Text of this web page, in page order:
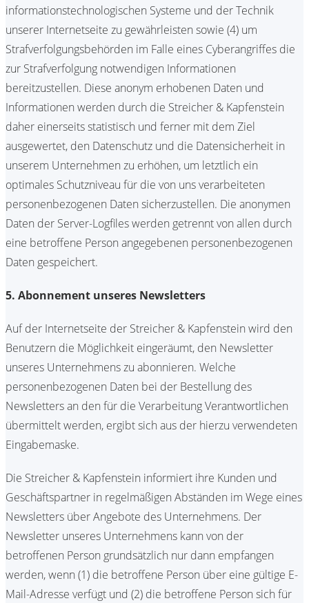
informationstechnologischen Systeme und der Technik
unserer Internetseite zu gewährleisten sowie (4) um
Strafverfolgungsbehörden im Falle eines Cyberangriffes die
zur Strafverfolgung notwendigen Informationen
bereitzustellen. Diese anonym erhobenen Daten und
Informationen werden durch die Streicher & Kapfenstein
daher einerseits statistisch und ferner mit dem Ziel
ausgewertet, den Datenschutz und die Datensicherheit in
unserem Unternehmen zu erhöhen, um letztlich ein
optimales Schutzniveau für die von uns verarbeiteten
personenbezogenen Daten sicherzustellen. Die anonymen
Daten der Server-Logfiles werden getrennt von allen durch
eine betroffene Person angegebenen personenbezogenen
Daten gespeichert.
5. Abonnement unseres Newsletters
Auf der Internetseite der Streicher & Kapfenstein wird den
Benutzern die Möglichkeit eingeräumt, den Newsletter
unseres Unternehmens zu abonnieren. Welche
personenbezogenen Daten bei der Bestellung des
Newsletters an den für die Verarbeitung Verantwortlichen
übermittelt werden, ergibt sich aus der hierzu verwendeten
Eingabemaske.
Die Streicher & Kapfenstein informiert ihre Kunden und
Geschäftspartner in regelmäßigen Abständen im Wege eines
Newsletters über Angebote des Unternehmens. Der
Newsletter unseres Unternehmens kann von der
betroffenen Person grundsätzlich nur dann empfangen
werden, wenn (1) die betroffene Person über eine gültige E-
Mail-Adresse verfügt und (2) die betroffene Person sich für